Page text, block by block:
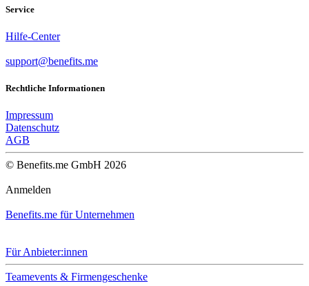
Service
Hilfe-Center
support@benefits.me
Rechtliche Informationen
Impressum
Datenschutz
AGB
© Benefits.me GmbH 2026
Anmelden
Benefits.me für Unternehmen
Für Anbieter:innen
Teamevents & Firmengeschenke